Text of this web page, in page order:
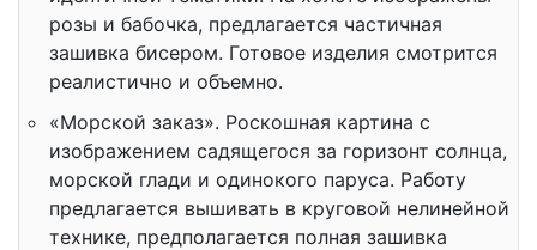
розы и бабочка, предлагается частичная
зашивка бисером. Готовое изделия смотрится
реалистично и объемно.
«Морской заказ». Роскошная картина с
изображением садящегося за горизонт солнца,
морской глади и одинокого паруса. Работу
предлагается вышивать в круговой нелинейной
технике, предполагается полная зашивка